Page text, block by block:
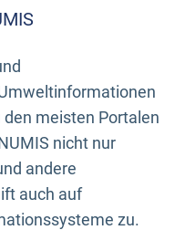
meisten Portalen
nicht nur
andere
auch auf
zu.